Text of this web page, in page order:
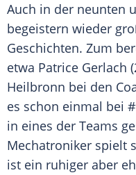
Auch in der neunten
begeistern wieder
Geschichten. Zum
etwa Patrice Gerlach
Heilbronn bei den
es schon einmal bei
in eines der Teams
Mechatroniker spielt
ist ein ruhiger aber